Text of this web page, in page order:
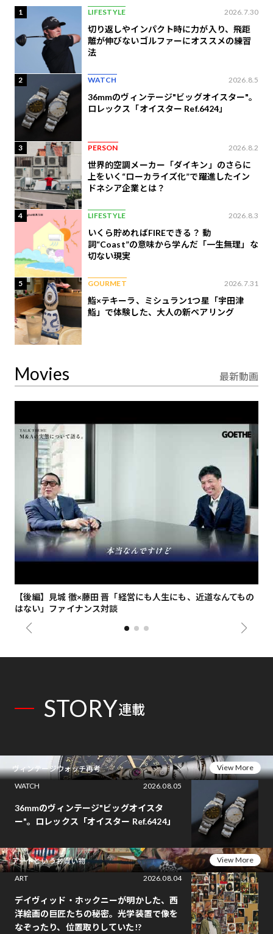
1 LIFESTYLE 2026.7.30
切り返しやインパクト時に力が入り、飛距
離が伸びないゴルファーにオススメの練習
法
2 WATCH 2026.8.5
36mmのヴィンテージ"ビッグオイスター"。
ロレックス「オイスター Ref.6424」
3 PERSON 2026.8.2
世界的空調メーカー「ダイキン」のさらに
上をいく“ローカライズ化”で躍進したイン
ドネシア企業とは？
4 LIFESTYLE 2026.8.3
いくら貯めればFIREできる？ 動
詞“Coast”の意味から学んだ「一生無理」な
切ない現実
5 GOURMET 2026.7.31
鮨×テキーラ、ミシュラン1つ星「宇田津
鮨」で体験した、大人の新ペアリング
Movies 最新動画
【後編】見城 徹×藤田 晋「経営にも人生にも、近道なんてもの
はない」ファイナンス対談
STORY連載
ヴィンテージウォッチ再考
View More
WATCH
2026.08.05
36mmのヴィンテージ"ビッグオイスタ
ー"。ロレックス「オイスター Ref.6424」
アートというお買い物
View More
ART
2026.08.04
デイヴィッド・ホックニーが明かした、西
洋絵画の巨匠たちの秘密。光学装置で像を
なぞったり、位置取りしていた!?